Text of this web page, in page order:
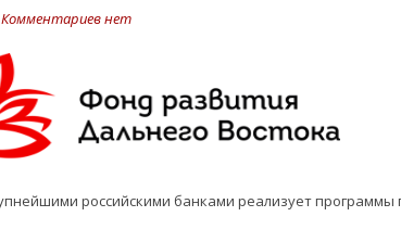
нет
российскими банками реализует